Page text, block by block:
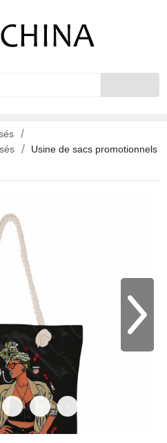
Usine de sacs promotionnels